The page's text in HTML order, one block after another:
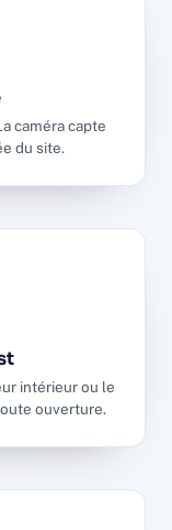
caméra capte
du site.
intérieur ou le
ouverture.